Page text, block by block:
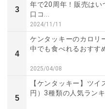
3
年で20周年！販売はい
口コ...
2024/11/11
4
ケンタッキーのカロリ
中でも食べれるおすす
2025/04/08
5
【ケンタッキー】ツ
円）3種類の人気ラン